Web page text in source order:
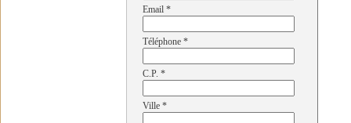
Email *
Téléphone *
C.P. *
Ville *